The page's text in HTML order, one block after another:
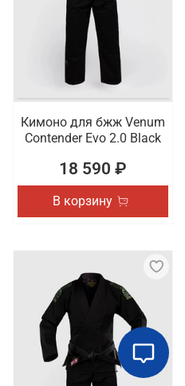
Кимоно для бжж Venum
Contender Evo 2.0 Black
18 590 ₽
В корзину